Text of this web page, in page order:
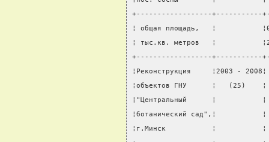
+------------------+-----------
¦ общая площадь,   ¦
¦ тыс.кв. метров   ¦
+------------------+-----------
¦Реконструкция
¦объектов ГНУ      ¦
¦"Центральный      ¦
¦ботанический сад",¦
¦г.Минск           ¦